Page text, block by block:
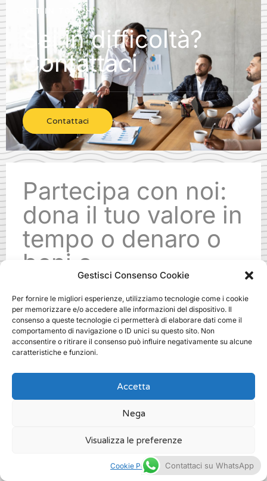
Gestisci Consenso Cookie
Per fornire le migliori esperienze, utilizziamo tecnologie come i cookie
per memorizzare e/o accedere alle informazioni del dispositivo. Il
consenso a queste tecnologie ci permetterà di elaborare dati come il
comportamento di navigazione o ID unici su questo sito. Non
acconsentire o ritirare il consenso può influire negativamente su alcune
caratteristiche e funzioni.
Accetta
Nega
Visualizza le preferenze
Cookie Policy
GET IN TOUCH
Sei in difficoltà?
Contattaci
Contattaci
Partecipa con noi:
dona il tuo valore in
tempo o denaro o
beni o
specializzazioni.
Ti aspettiamo!
scuola di fundraising come si fa a
Contattaci su WhatsApp